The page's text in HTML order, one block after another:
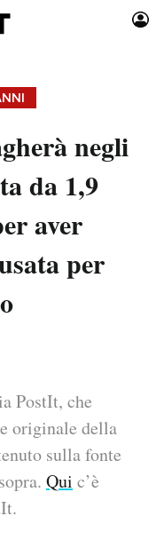
Idee
Media
negli
da 1,9
aver
per
PostIt, che
originale della
sulla fonte
Qui c’è